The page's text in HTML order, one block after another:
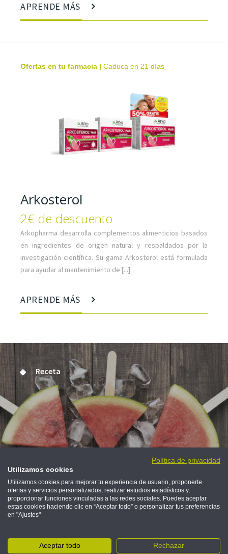
APRENDE MÁS
Ofertas en tu farmacia | Caduca en 21 días
Arkosterol
2€ de descuento
Arkopharma desarrolla complementos alimenticios basados
en ingredientes de origen natural y respaldados por la
investigación científica. Su gama Arkosterol está formulada
para ayudar al mantenimiento de [...]
APRENDE MÁS
Receta
Polos de sandía
Un dulce refrescante que encantará a los más
pequeños
PREPÁRALOS CON TUS PEQUES
Política de privacidad
Utilizamos cookies
Utilizamos cookies para mejorar tu experiencia de usuario, proponerte
ofertas y servicios personalizados, realizar estudios estadísticos y,
proporcionar funciones vinculadas a las redes sociales. Puedes aceptar
estas cookies haciendo clic en “Aceptar todo” o personalizar tus preferencias
en "Ajustes"
Aceptar todo Rechazar